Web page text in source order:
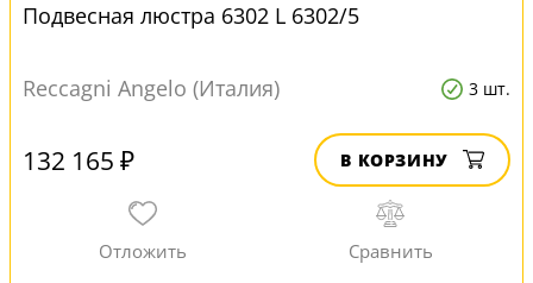
Подвесная люстра 6302 L 6302/5
Reccagni Angelo (Италия) 3 шт.
132 165 ₽ В КОРЗИНУ